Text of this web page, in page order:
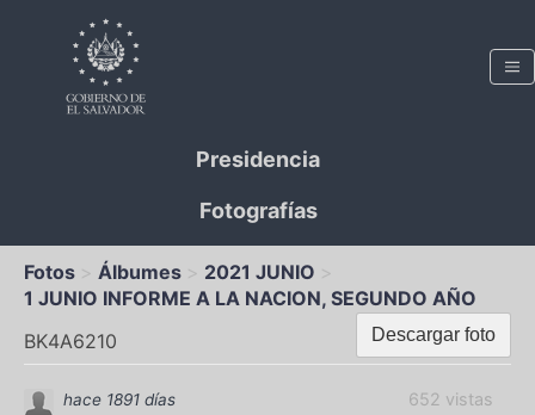
Presidencia
Fotografías
Fotos Álbumes
2021 JUNIO
1 JUNIO INFORME A LA NACION, SEGUNDO AÑO
Descargar foto
BK4A6210
652 vistas
hace 1891 días